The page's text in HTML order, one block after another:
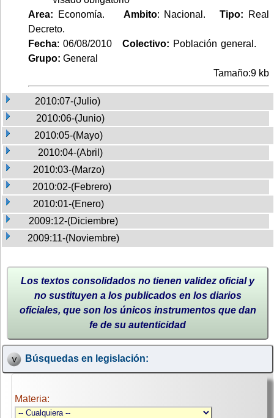
Area: Economía. Ambito: Nacional.Tipo:
Real
Decreto.
Fecha: 06/08/2010Colectivo: Población general.
Grupo: General
Tamaño:9 kb
2010:07-(Julio)
2010:06-(Junio)
2010:05-(Mayo)
2010:04-(Abril)
2010:03-(Marzo)
2010:02-(Febrero)
2010:01-(Enero)
2009:12-(Diciembre)
2009:11-(Noviembre)
Los textos consolidados no tienen validez oficial y
no sustituyen a los publicados en los diarios
oficiales, que son los únicos instrumentos que dan
fe de su autenticidad
Búsquedas en legislación:
Materia: